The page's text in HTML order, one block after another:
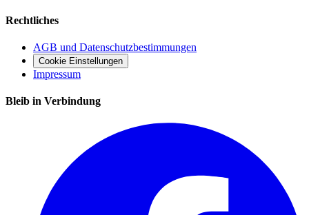
Rechtliches
AGB und Datenschutzbestimmungen
Cookie Einstellungen
Impressum
Bleib in Verbindung